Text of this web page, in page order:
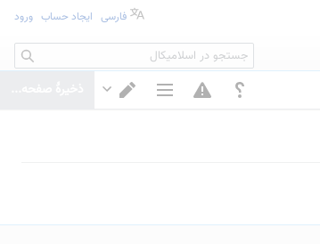
فارسی ایجاد حساب ورود
جستجو